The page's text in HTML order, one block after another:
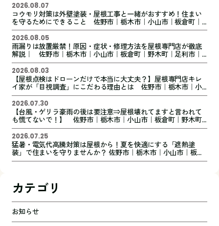
2026.08.07
コウモリ対策は外壁塗装・屋根工事と一緒がおすすめ！住まい
を守るためにできること 佐野市｜栃木市｜小山市｜板倉町｜
野木町｜足利市｜館林市｜創業1973年の屋根外壁リフォーム専
門店 キレイ家
2026.08.05
雨漏りは放置厳禁！原因・症状・修理方法を屋根専門店が徹底
解説｜ 佐野市｜栃木市｜小山市｜板倉町｜野木町｜足利市｜
館林市｜創業1973年の屋根外壁リフォーム専門店 キレイ家
2026.08.03
【屋根点検はドローンだけで本当に大丈夫？】屋根専門店キレ
イ家が「目視調査」にこだわる理由とは 佐野市｜栃木市｜小
山市｜板倉町｜野木町｜足利市｜館林市｜創業1973年の屋根外
壁リフォーム専門店 キレイ家
2026.07.30
【台風・ゲリラ豪雨の後は要注意⇒屋根壊れてますと言われて
も慌てないで！】 佐野市｜栃木市｜小山市｜板倉町｜野木町
｜足利市｜館林市｜創業1973年の屋根外壁リフォーム専門店
キレイ家
2026.07.25
猛暑・電気代高騰対策は屋根から！夏を快適にする「遮熱塗
装」で住まいを守りませんか？ 佐野市｜栃木市｜小山市｜板倉
町｜野木町｜足利市｜館林市｜桐生市 創業1973年の屋根外壁
カテゴリ
お知らせ